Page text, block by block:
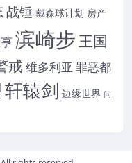
战锤 戴森球计划 房产
滨崎步王国
戒 维多利亚 罪恶都
轩辕剑 边缘世界 问